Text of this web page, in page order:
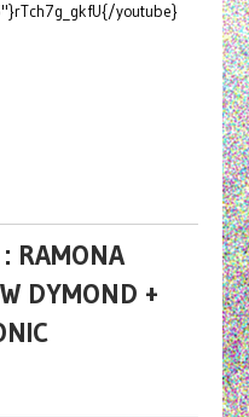
youtube}
RAMONA
DYMOND +